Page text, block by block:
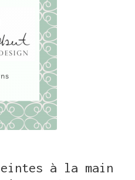
à la main